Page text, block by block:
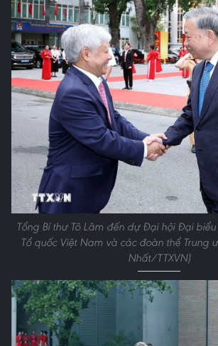
Tổng Bí thư Tô Lâm đến dự Đại hội Đại
Tổ quốc Việt Nam và các đoàn thể Trung
Nhất/TTXVN)